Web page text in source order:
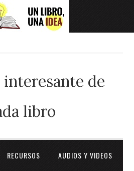
interesante de
libro
RECURSOS AUDIOS Y VIDEOS